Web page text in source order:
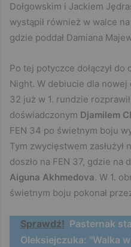
Dołgowskim i Jackiem
wystąpił również w walce
gdzie poddał Damiana
Po tej potyczce dołączył
Night. W debiucie dla
32 już w 1. rundzie
doświadczonym Djamilem
FEN 34 po świetnym boju
Tym zwycięstwem zasłużył
doszło na FEN 37, gdzie na
Aiguna Akhmedova. W 1.
świetnym boju pokonał
Sprawdź! Pasternak
Oleksiejczuka: "Walka